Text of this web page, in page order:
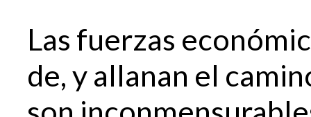
Las fuerzas
de, y allanan el